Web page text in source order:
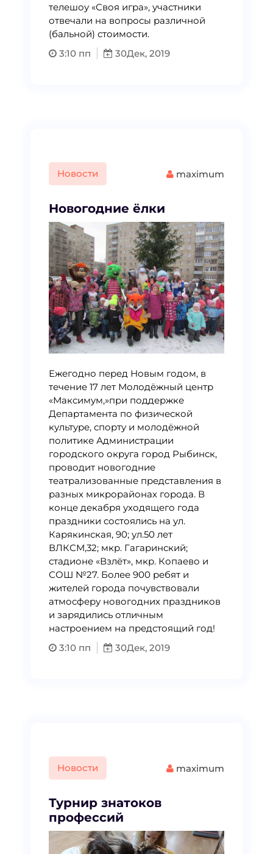
телешоу «Своя игра», участники
отвечали на вопросы различной
(бальной) стоимости.
3:10 пп
30Дек, 2019
Новости maximum
Новогодние ёлки
Ежегодно перед Новым годом, в
течение 17 лет Молодёжный центр
«Максимум,»при поддержке
Департамента по физической
культуре, спорту и молодёжной
политике Администрации
городского округа город Рыбинск,
проводит новогодние
театрализованные представления в
разных микрорайонах города. В
конце декабря уходящего года
праздники состоялись на ул.
Карякинская, 90; ул.50 лет
ВЛКСМ,32; мкр. Гагаринский;
стадионе «Взлёт», мкр. Копаево и
СОШ №27. Более 900 ребят и
жителей города почувствовали
атмосферу новогодних праздников
и зарядились отличным
настроением на предстоящий год!
3:10 пп
30Дек, 2019
Новости maximum
Турнир знатоков
профессий